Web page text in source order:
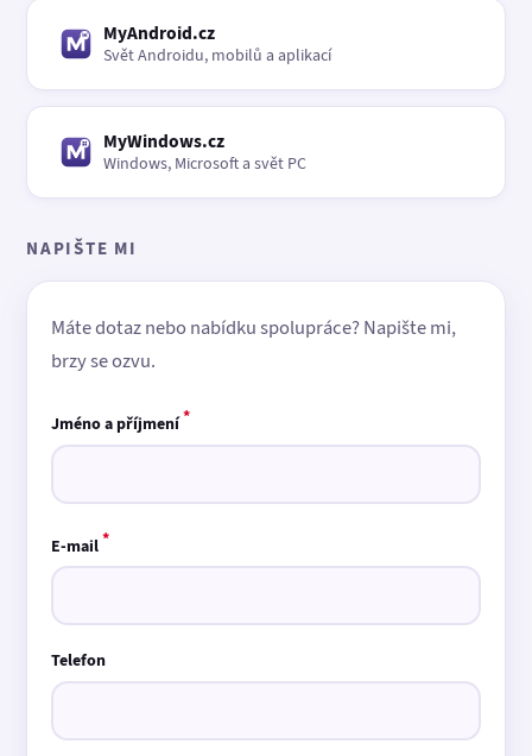
MyAndroid.cz
Svět Androidu, mobilů a aplikací
MyWindows.cz
Windows, Microsoft a svět PC
NAPIŠTE MI
Máte dotaz nebo nabídku spolupráce? Napište mi,
brzy se ozvu.
Jméno a příjmení*
E-mail*
Telefon